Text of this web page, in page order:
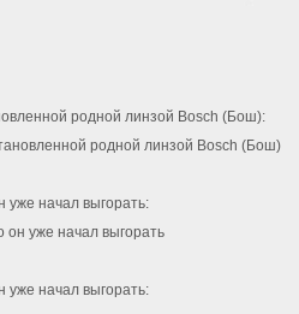
родной линзой Bosch (Бош):
уже начал выгорать:
уже начал выгорать: